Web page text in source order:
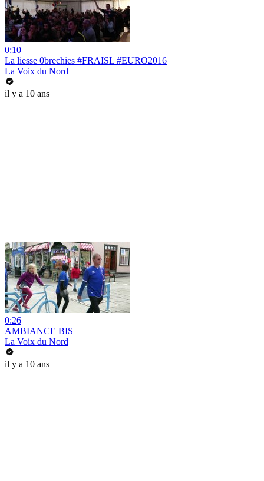
0:10
La liesse 0brechies #FRAISL #EURO2016
La Voix du Nord
il y a 10 ans
0:26
AMBIANCE BIS
La Voix du Nord
il y a 10 ans